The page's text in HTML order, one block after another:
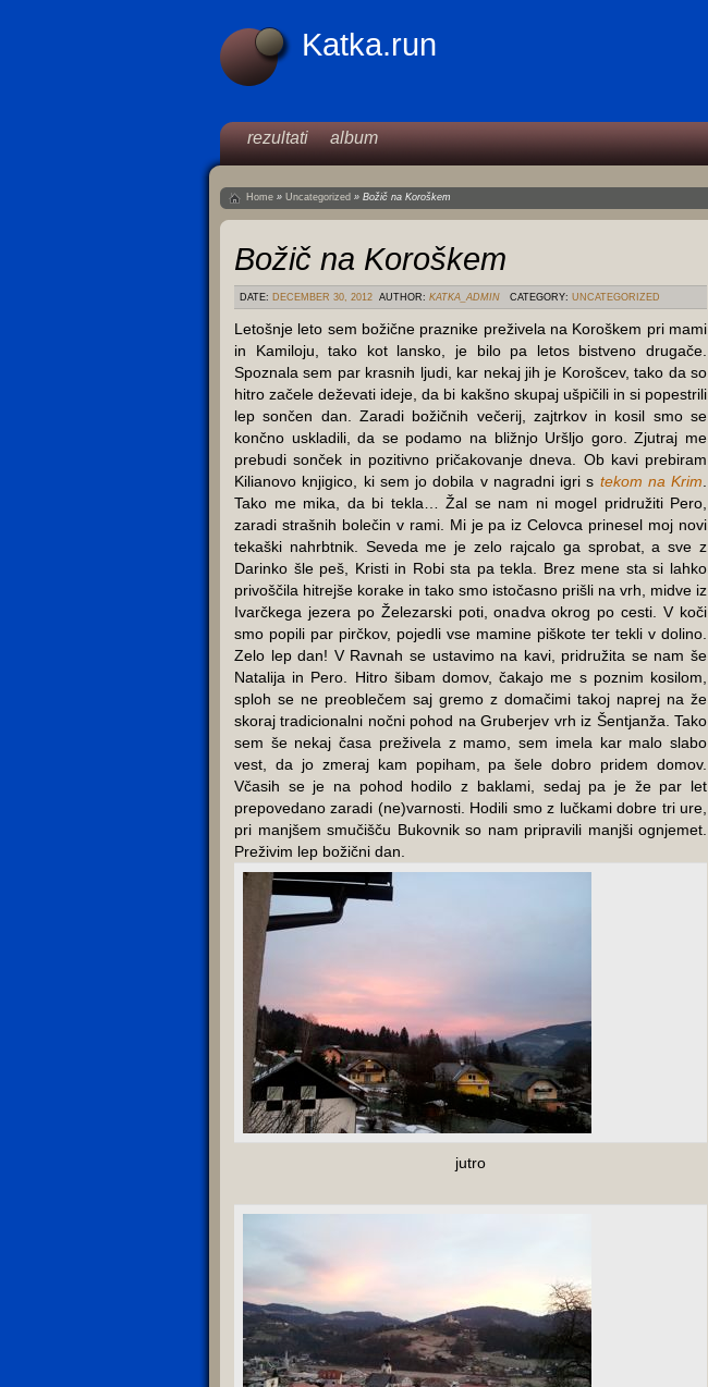
Katka.run
rezultati album
Home » Uncategorized » Božič na Koroškem
Božič na Koroškem
DATE: DECEMBER 30, 2012 AUTHOR: KATKA_ADMIN CATEGORY: UNCATEGORIZED
Letošnje leto sem božične praznike preživela na Koroškem pri mami
in Kamiloju, tako kot lansko, je bilo pa letos bistveno drugače.
Spoznala sem par krasnih ljudi, kar nekaj jih je Korošcev, tako da so
hitro začele deževati ideje, da bi kakšno skupaj ušpičili in si popestrili
lep sončen dan. Zaradi božičnih večerij, zajtrkov in kosil smo se
končno uskladili, da se podamo na bližnjo Uršljo goro. Zjutraj me
prebudi sonček in pozitivno pričakovanje dneva. Ob kavi prebiram
Kilianovo knjigico, ki sem jo dobila v nagradni igri s tekom na Krim
Tako me mika, da bi tekla… Žal se nam ni mogel pridružiti Pero,
zaradi strašnih bolečin v rami. Mi je pa iz Celovca prinesel moj novi
tekaški nahrbtnik. Seveda me je zelo rajcalo ga sprobat, a sve z
Darinko šle peš, Kristi in Robi sta pa tekla. Brez mene sta si lahko
privoščila hitrejše korake in tako smo istočasno prišli na vrh, midve iz
Ivarčkega jezera po Železarski poti, onadva okrog po cesti. V koči
smo popili par pirčkov, pojedli vse mamine piškote ter tekli v dolino.
Zelo lep dan! V Ravnah se ustavimo na kavi, pridružita se nam še
Natalija in Pero. Hitro šibam domov, čakajo me s poznim kosilom,
sploh se ne preoblečem saj gremo z domačimi takoj naprej na že
skoraj tradicionalni nočni pohod na Gruberjev vrh iz Šentjanža. Tako
sem še nekaj časa preživela z mamo, sem imela kar malo slabo
vest, da jo zmeraj kam popiham, pa šele dobro pridem domov.
Včasih se je na pohod hodilo z baklami, sedaj pa je že par let
prepovedano zaradi (ne)varnosti. Hodili smo z lučkami dobre tri ure,
pri manjšem smučišču Bukovnik so nam pripravili manjši ognjemet.
Preživim lep božični dan.
jutro